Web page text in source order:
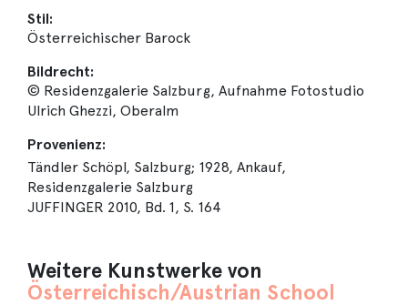
Stil:
Österreichischer Barock
Bildrecht:
© Residenzgalerie Salzburg, Aufnahme Fotostudio
Ulrich Ghezzi, Oberalm
Provenienz:
Tändler Schöpl, Salzburg; 1928, Ankauf,
Residenzgalerie Salzburg
JUFFINGER 2010, Bd. 1, S. 164
Weitere Kunstwerke von
Österreichisch/Austrian School